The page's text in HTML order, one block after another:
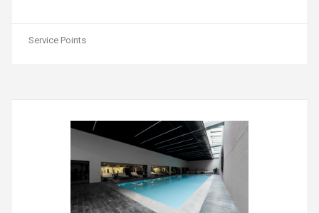
Service Points